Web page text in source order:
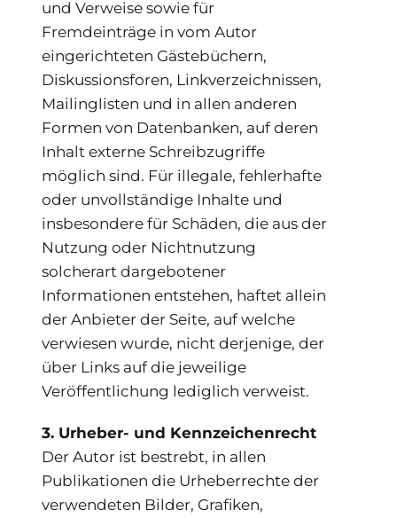
und Verweise sowie für
Fremdeinträge in vom Autor
eingerichteten Gästebüchern,
Diskussionsforen, Linkverzeichnissen,
Mailinglisten und in allen anderen
Formen von Datenbanken, auf deren
Inhalt externe Schreibzugriffe
möglich sind. Für illegale, fehlerhafte
oder unvollständige Inhalte und
insbesondere für Schäden, die aus der
Nutzung oder Nichtnutzung
solcherart dargebotener
Informationen entstehen, haftet allein
der Anbieter der Seite, auf welche
verwiesen wurde, nicht derjenige, der
über Links auf die jeweilige
Veröffentlichung lediglich verweist.
3. Urheber- und Kennzeichenrecht
Der Autor ist bestrebt, in allen
Publikationen die Urheberrechte der
verwendeten Bilder, Grafiken,